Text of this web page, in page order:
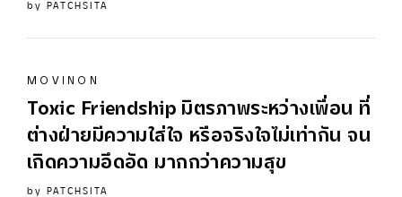
by PATCHSITA
MOVINON
Toxic Friendship มิตรภาพระหว่างเพื่อน ที่
ต่างฝ่ายมีความใส่ใจ หรือจริงใจไม่เท่ากัน จน
เกิดความอึดอัด มากกว่าความสุข
by PATCHSITA